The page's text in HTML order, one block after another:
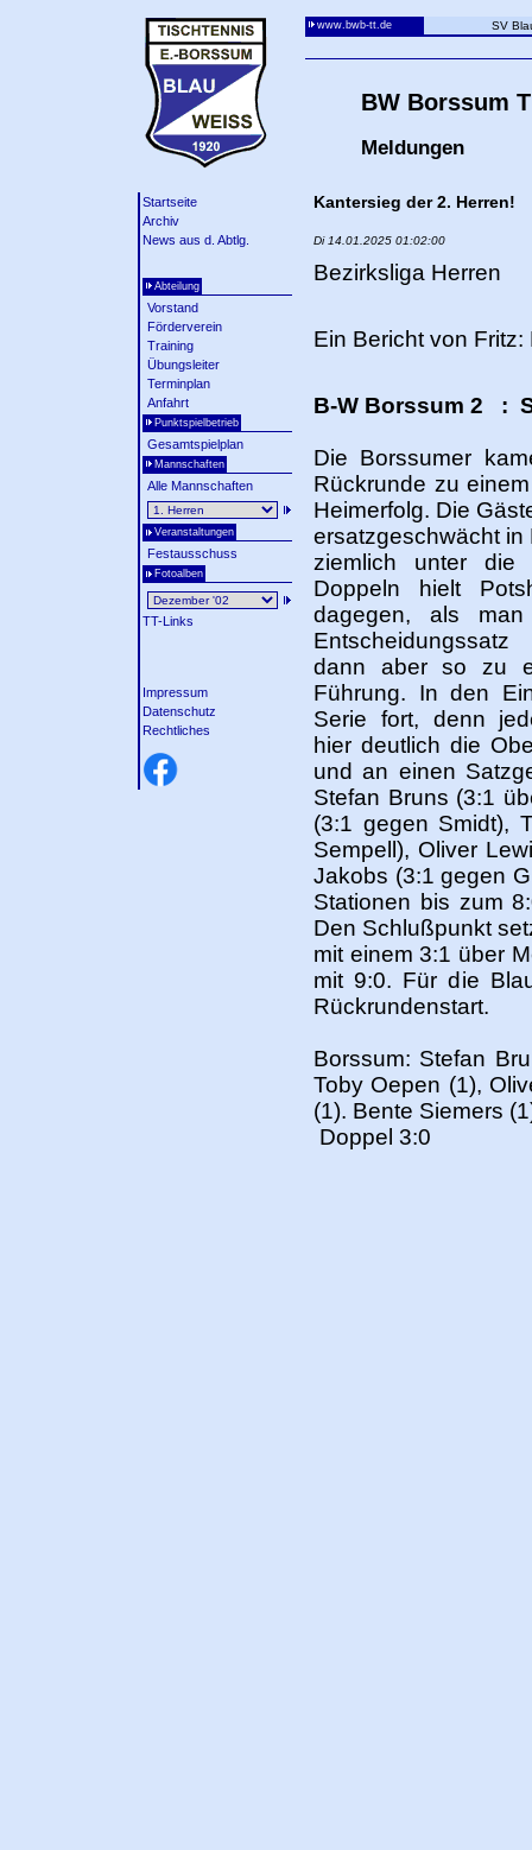
Startseite
Archiv
News aus d. Abtlg.
Abteilung
Vorstand
Förderverein
Training
Übungsleiter
Terminplan
Anfahrt
Punktspielbetrieb
Gesamtspielplan
Mannschaften
Alle Mannschaften
Veranstaltungen
Festausschuss
Fotoalben
TT-Links
Impressum
Datenschutz
Rechtliches
www.bwb-tt.de SV
BW Borssum
Meldungen
Kantersieg der 2. Herren!
Di 14.01.2025 01:02:00
Bezirksliga Herren
Ein Bericht von
B-W Borssum 2 :
Die Borssumer
Rückrunde zu
Heimerfolg. Die
ersatzgeschwächt
ziemlich unter die
Doppeln hielt
dagegen, als
dann aber so zu
Führung. In den
Serie fort, denn
hier deutlich die
und an einen
Stefan Bruns (3:1
(3:1 gegen Smidt),
Sempell), Oliver
Jakobs (3:1 gegen
Stationen bis zum
Den Schlußpunkt
mit einem 3:1 über
mit 9:0. Für die
Rückrundenstart.
Borssum: Stefan
Toby Oepen (1),
(1). Bente Siemers
Doppel 3:0